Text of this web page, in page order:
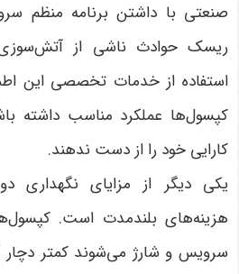
صنعتی با داشتن برنامه منظم
ریسک حوادث ناشی از آتش‌سوزی
استفاده از خدمات تخصصی این
کپسول‌ها عملکرد مناسب داشته
کارایی خود را از دست ندهند.
یکی دیگر از مزایای نگهداری
هزینه‌های بلندمدت است.
سرویس و شارژ می‌شوند کمتر